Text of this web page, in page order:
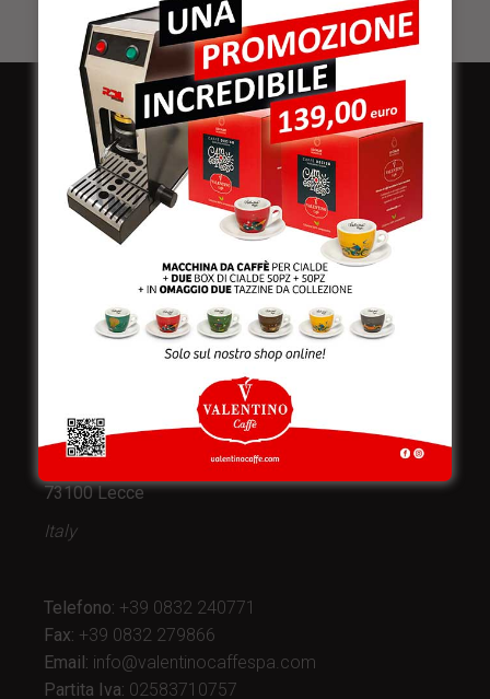
Valentino Caffè Spa
Viale Croazia 8 (Z.I.)
73100 Lecce
Italy
Telefono: +39 0832 240771
Fax: +39 0832 279866
Email: info@valentinocaffespa.com
Partita Iva: 02583710757